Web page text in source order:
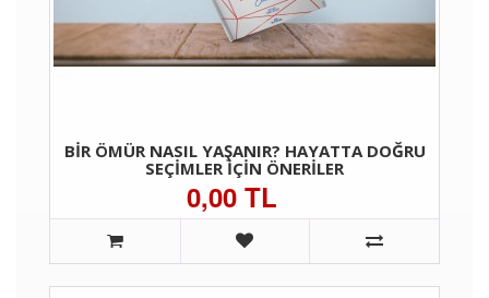
BIR ÖMÜR NASIL YAŞANIR? HAYATTA DOĞRU
SEÇIMLER İÇIN ÖNERILER
0,00 TL